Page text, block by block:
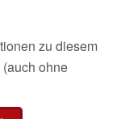
zu diesem
ohne